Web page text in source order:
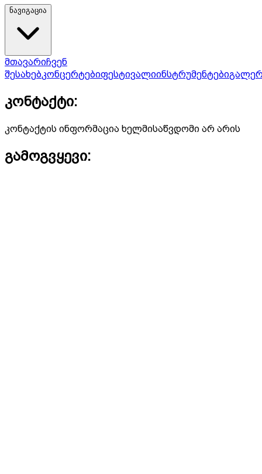
ნავიგაცია
მთავარიჩვენ
შესახებკონცერტებიფესტივალიინსტრუმენტები
კონტაქტი:
კონტაქტის ინფორმაცია ხელმისაწვდომი არ არის
გამოგვყევი: